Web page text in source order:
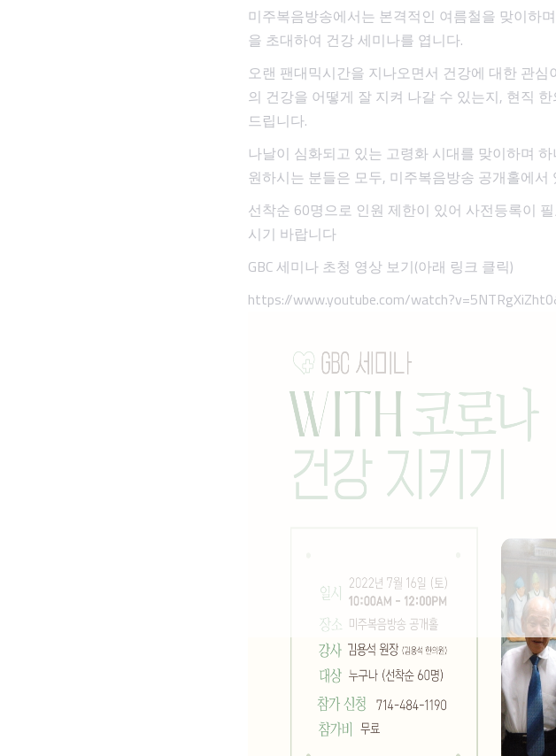
미주복음방송에서는 본격적인 여름철을 맞이하
을 초대하여 건강 세미나를 엽니다.
오랜 팬대믹시간을 지나오면서 건강에 대한 관
의 건강을 어떻게 잘 지켜 나갈 수 있는지, 현직
드립니다.
나날이 심화되고 있는 고령화 시대를 맞이하며
원하시는 분들은 모두, 미주복음방송 공개홀에
선착순 60명으로 인원 제한이 있어 사전등록이
시기 바랍니다
GBC 세미나 초청 영상 보기(아래 링크 클릭)
https://www.youtube.com/